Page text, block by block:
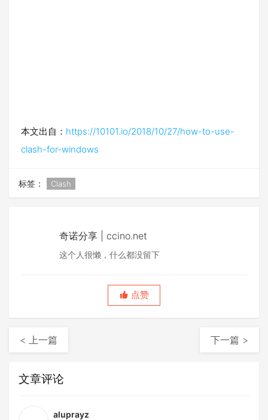
本文出自： https://10101.io/2018/10/27/how-to-use-
clash-for-windows
标签： Clash
奇诺分享 | ccino.net
这个人很懒，什么都没留下
点赞
< 上一篇 下一篇 >
文章评论
aluprayz